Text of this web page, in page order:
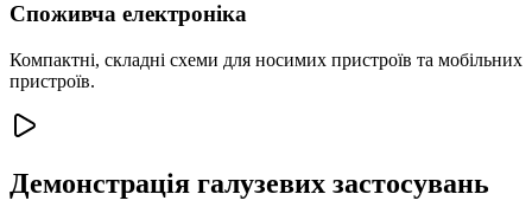
Споживча електроніка
Компактні, складні схеми для носимих пристроїв та мобільних
пристроїв.
Демонстрація галузевих застосувань